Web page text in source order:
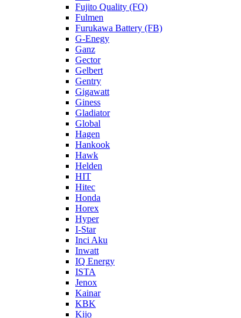
Fujito Quality (FQ)
Fulmen
Furukawa Battery (FB)
G-Enegy
Ganz
Gector
Gelbert
Gentry
Gigawatt
Giness
Gladiator
Global
Hagen
Hankook
Hawk
Helden
HIT
Hitec
Honda
Horex
Hyper
I-Star
Inci Aku
Inwatt
IQ Energy
ISTA
Jenox
Kainar
KBK
Kijo